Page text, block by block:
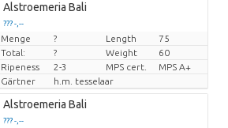
Alstroemeria Bali
??? -,--
Preis pro Stück
Menge ? Length
75
Total:
? Weight
60
Ripeness
2-3 MPS cert.
MPS A+
Gärtner
h.m. tesselaar
Alstroemeria Bali
??? -,--